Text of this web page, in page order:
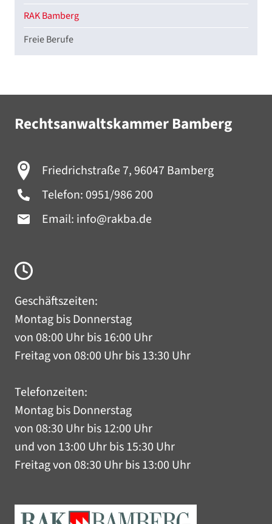
RAK Bamberg
Freie Berufe
Rechtsanwaltskammer Bamberg
Friedrichstraße 7, 96047 Bamberg
Telefon: 0951/986 200
Email: info@rakba.de
Geschäftszeiten:
Montag bis Donnerstag
von 08:00 Uhr bis 16:00 Uhr
Freitag von 08:00 Uhr bis 13:30 Uhr
Telefonzeiten:
Montag bis Donnerstag
von 08:30 Uhr bis 12:00 Uhr
und von 13:00 Uhr bis 15:30 Uhr
Freitag von 08:30 Uhr bis 13:00 Uhr